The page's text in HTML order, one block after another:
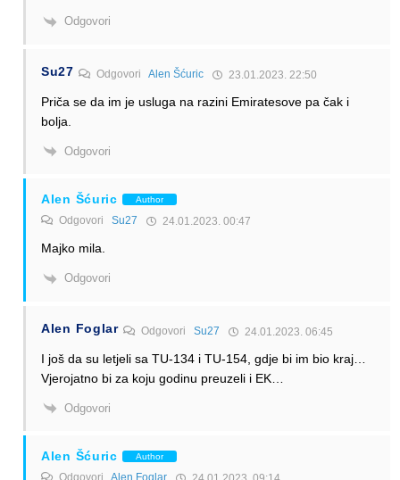
Odgovori
Su27 Odgovori Alen Šćuric 23.01.2023. 22:50
Priča se da im je usluga na razini Emiratesove pa čak i
bolja.
Odgovori
Alen Šćuric Author
Odgovori Su27 24.01.2023. 00:47
Majko mila.
Odgovori
Alen Foglar Odgovori Su27 24.01.2023. 06:45
I još da su letjeli sa TU-134 i TU-154, gdje bi im bio kraj…
Vjerojatno bi za koju godinu preuzeli i EK…
Odgovori
Alen Šćuric Author